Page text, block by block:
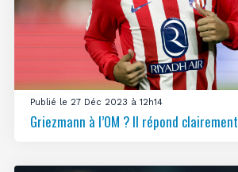
Publié le 27 Déc 2023 à 12h14
Griezmann à l’OM ? Il répond clairement